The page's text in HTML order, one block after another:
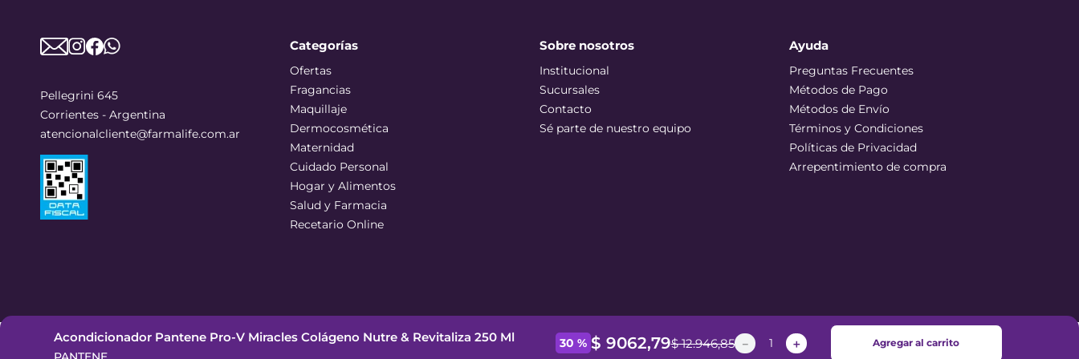
Acondicionador Pantene Pro-V Miracles Colágeno Nutre & Revitaliza 250 Ml 30 % $ 9062,79$ 12.946,85 ＋
－ Agregar al carrito
Pellegrini 645
Corrientes - Argentina
atencionalcliente@farmalife.com.ar
Categorías
Ofertas
Fragancias
Maquillaje
Dermocosmética
Maternidad
Cuidado Personal
Hogar y Alimentos
Salud y Farmacia
Recetario Online
Sobre nosotros
Institucional
Sucursales
Contacto
Sé parte de nuestro equipo
Ayuda
Preguntas Frecuentes
Métodos de Pago
Métodos de Envío
Términos y Condiciones
Políticas de Privacidad
Arrepentimiento de compra
Todos los derechos reservados